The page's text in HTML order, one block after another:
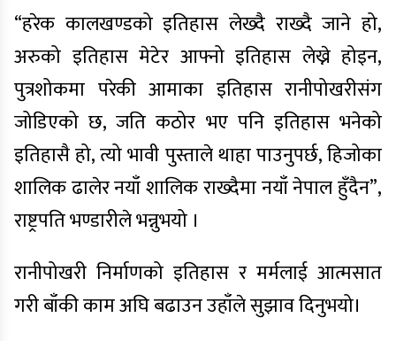
“हरेक कालखण्डको इतिहास लेख्दै राख्दै जाने हो,
अरुको इतिहास मेटेर आफ्नो इतिहास लेख्ने होइन,
पुत्रशोकमा परेकी आमाका इतिहास रानीपोखरीसंग
जोडिएको छ, जति कठोर भए पनि इतिहास भनेको
इतिहासै हो, त्यो भावी पुस्ताले थाहा पाउनुपर्छ, हिजोका
शालिक ढालेर नयाँ शालिक राख्दैमा नयाँ नेपाल हुँदैन”,
राष्ट्रपति भण्डारीले भन्नुभयो ।
रानीपोखरी निर्माणको इतिहास र मर्मलाई आत्मसात
गरी बाँकी काम अघि बढाउन उहाँले सुझाव दिनुभयो।